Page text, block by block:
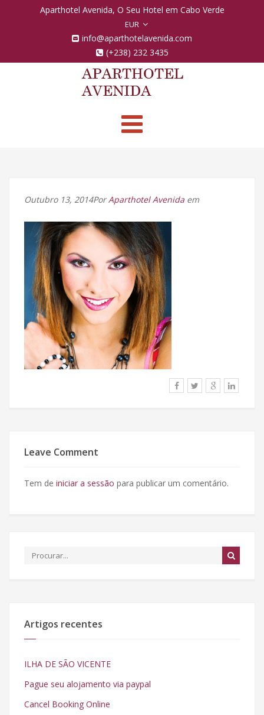
Aparthotel Avenida, O Seu Hotel em Cabo Verde
EUR
info@aparthotelavenida.com
(+238) 232 3435
Toggle
navigation
Outubro 13, 2014PorAparthotel Avenida em
Leave Comment
Tem de iniciar a sessão para publicar um comentário.
Artigos recentes
ILHA DE SÃO VICENTE
Pague seu alojamento via paypal
Cancel Booking Online